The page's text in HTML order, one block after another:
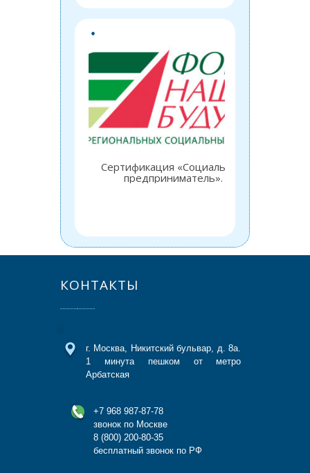
Сертификация «Социальный
предприниматель».
КОНТАКТЫ
г. Москва, Никитский бульвар, д. 8а.
1 минута пешком от метро
Арбатская
+7 968 987-87-78
звонок по Москве
8 (800) 200-80-35
бесплатный звонок по РФ